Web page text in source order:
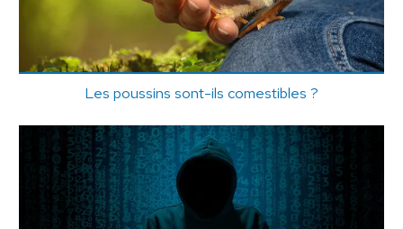
Les poussins sont-ils comestibles ?